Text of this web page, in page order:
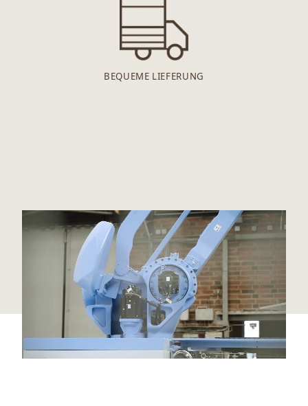
BEQUEME LIEFERUNG